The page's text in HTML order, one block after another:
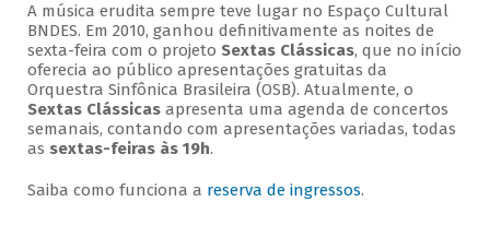
A música erudita sempre teve lugar no Espaço Cultural
BNDES. Em 2010, ganhou definitivamente as noites de
sexta-feira com o projeto Sextas Clássicas, que no início
oferecia ao público apresentações gratuitas da
Orquestra Sinfônica Brasileira (OSB). Atualmente, o
Sextas Clássicasapresenta uma agenda de concertos
semanais, contando com apresentações variadas, todas
as sextas-feiras às 19h.
Saiba como funciona a reserva de ingressos.